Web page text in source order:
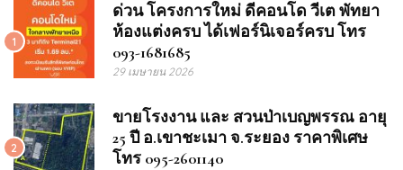
1
ด่วน โครงการใหม่ ดีคอนโด วีเต พัทยา
ห้องแต่งครบ ได้เฟอร์นิเจอร์ครบ โทร
093-1681685
29 เมษายน 2026
2
ขายโรงงาน และ สวนป่าเบญพรรณ อายุ
25 ปี อ.เขาชะเมา จ.ระยอง ราคาพิเศษ
โทร 095-2601140